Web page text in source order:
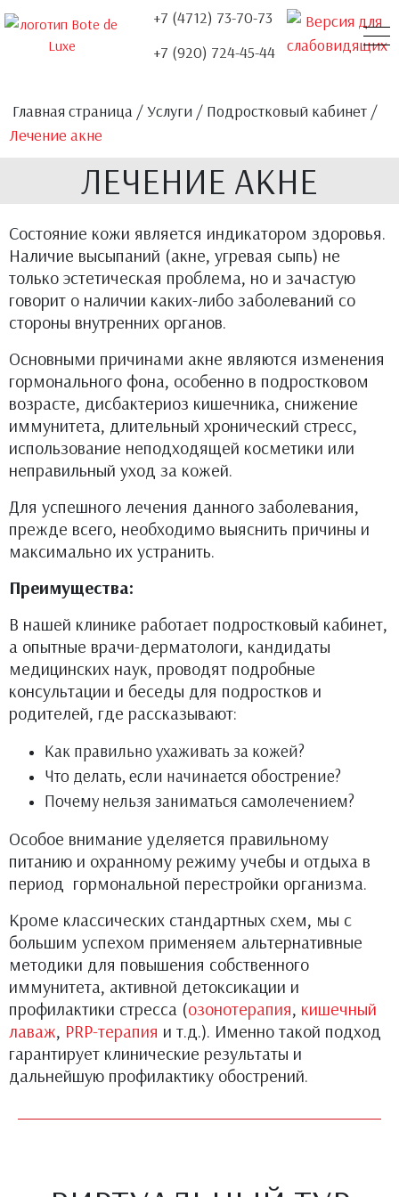
+7 (4712) 73-70-73
+7 (920) 724-45-44
Главная страница /Услуги / Подростковый кабинет /
Лечение акне
ЛЕЧЕНИЕ АКНЕ
Состояние кожи является индикатором здоровья.
Наличие высыпаний (акне, угревая сыпь) не
только эстетическая проблема, но и зачастую
говорит о наличии каких-либо заболеваний со
стороны внутренних органов.
Основными причинами акне являются изменения
гормонального фона, особенно в подростковом
возрасте, дисбактериоз кишечника, снижение
иммунитета, длительный хронический стресс,
использование неподходящей косметики или
неправильный уход за кожей.
Для успешного лечения данного заболевания,
прежде всего, необходимо выяснить причины и
максимально их устранить.
Преимущества:
В нашей клинике работает подростковый кабинет,
а опытные врачи-дерматологи, кандидаты
медицинских наук, проводят подробные
консультации и беседы для подростков и
родителей, где рассказывают:
Как правильно ухаживать за кожей?
Что делать, если начинается обострение?
Почему нельзя заниматься самолечением?
Особое внимание уделяется правильному
питанию и охранному режиму учебы и отдыха в
период гормональной перестройки организма.
Кроме классических стандартных схем, мы с
большим успехом применяем альтернативные
методики для повышения собственного
иммунитета, активной детоксикации и
профилактики стресса (озонотерапия, кишечный
лаваж, PRP-терапия и т.д.). Именно такой подход
гарантирует клинические результаты и
дальнейшую профилактику обострений.